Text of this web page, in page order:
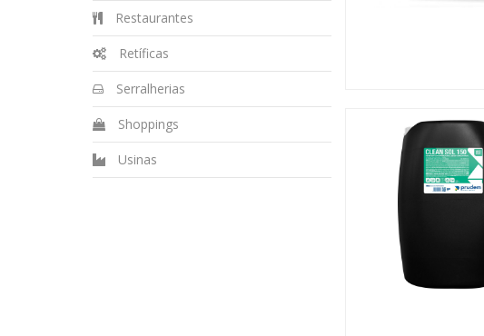
Restaurantes
Retíficas
Serralherias
Shoppings
Usinas